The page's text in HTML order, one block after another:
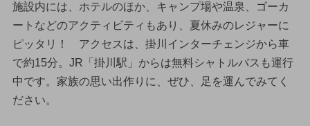
施設内には、ホテルのほか、キャンプ場や温泉、ゴーカ
ートなどのアクティビティもあり、夏休みのレジャーに
ピッタリ！ アクセスは、掛川インターチェンジから車
で約15分。JR「掛川駅」からは無料シャトルバスも運行
中です。家族の思い出作りに、ぜひ、足を運んでみてく
ださい。